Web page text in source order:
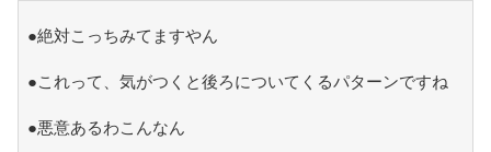
●絶対こっちみてますやん
●これって、気がつくと後ろについてくるパターンですね
●悪意あるわこんなん